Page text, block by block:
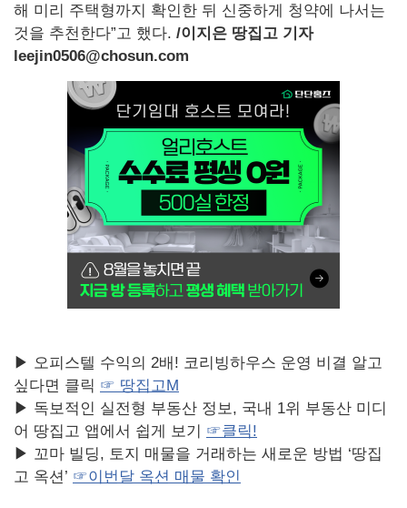
해 미리 주택형까지 확인한 뒤 신중하게 청약에 나서는
것을 추천한다”고 했다. /이지은 땅집고 기자
leejin0506@chosun.com
▶ 오피스텔 수익의 2배! 코리빙하우스 운영 비결 알고
싶다면 클릭 ☞ 땅집고M
▶ 독보적인 실전형 부동산 정보, 국내 1위 부동산 미디
어 땅집고 앱에서 쉽게 보기 ☞클릭!
▶ 꼬마 빌딩, 토지 매물을 거래하는 새로운 방법 ‘땅집
고 옥션’ ☞이번달 옥션 매물 확인